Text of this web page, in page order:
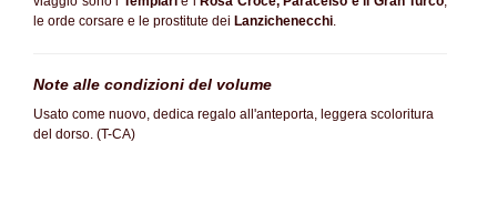
le orde corsare e le prostitute dei Lanzichenecchi.
Note alle condizioni del volume
Usato come nuovo, dedica regalo all'anteporta, leggera scoloritura
del dorso. (T-CA)